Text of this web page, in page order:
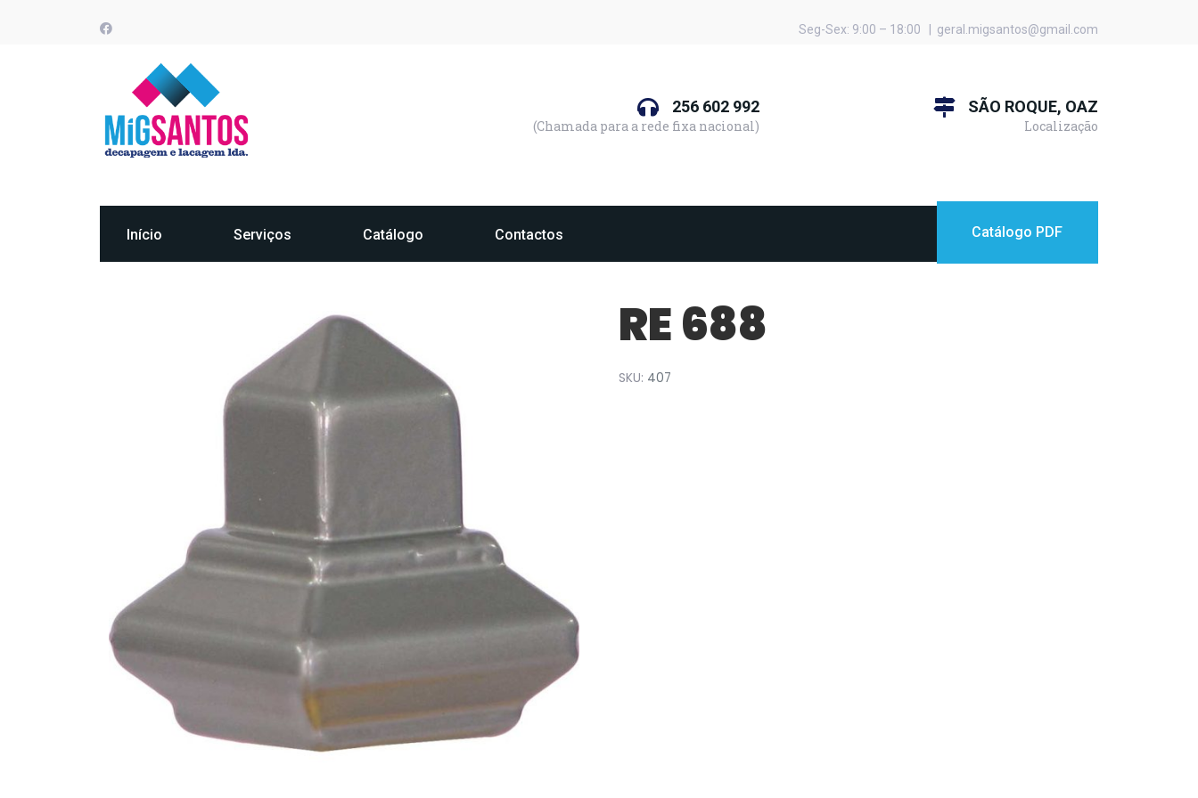
Seg-Sex: 9:00 – 18:00 | geral.migsantos@gmail.com
256 602 992
(Chamada para a rede fixa nacional)
SÃO ROQUE, OAZ
Localização
Início Serviços Catálogo Contactos Catálogo PDF
RE 688
SKU: 407